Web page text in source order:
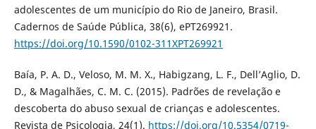
adolescentes de um município do Rio de Janeiro, Brasil.
Cadernos de Saúde Pública, 38(6), ePT269921.
https://doi.org/10.1590/0102-311XPT269921
Baía, P. A. D., Veloso, M. M. X., Habigzang, L. F., Dell’Aglio, D.
D., & Magalhães, C. M. C. (2015). Padrões de revelação e
descoberta do abuso sexual de crianças e adolescentes.
Revista de Psicologia, 24(1). https://doi.org/10.5354/0719-